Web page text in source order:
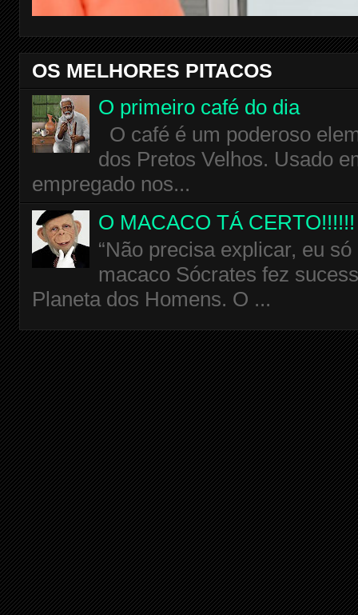
OS MELHORES PITACOS
O primeiro café do dia
O café é um poderoso
dos Pretos Velhos. Usado
empregado nos...
O MACACO TÁ CERTO!!!!!!
“Não precisa explicar, eu
macaco Sócrates fez
Planeta dos Homens. O ...